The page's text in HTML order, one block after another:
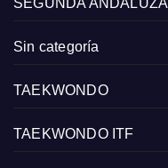
Sin categoría
TAEKWONDO
TAEKWONDO ITF